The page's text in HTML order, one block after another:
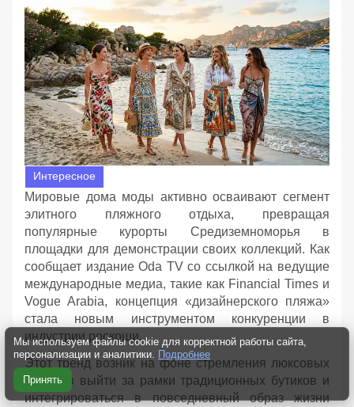
Интересное
Мировые дома моды активно осваивают сегмент
элитного пляжного отдыха, превращая
популярные курорты Средиземноморья в
площадки для демонстрации своих коллекций. Как
сообщает издание Oda TV со ссылкой на ведущие
международные медиа, такие как Financial Times и
Vogue Arabia, концепция «дизайнерского пляжа»
стала новым инструментом конкуренции в
индустрии роскоши.
Этот тренд возник на фоне стремления люксовых
брендов выйти за рамки традиционных бутиков и
интегрироваться в повседневный образ жизни
Мы используем файлы cookie для корректной работы сайта,
персонализации и аналитики. Подробнее
Принять